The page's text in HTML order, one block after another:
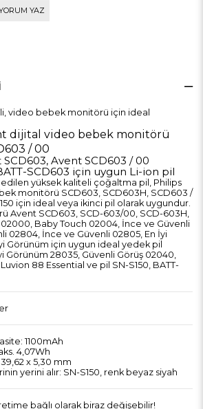
YAZ
video bebek monitörü için ideal
dijital video bebek monitörü
/ 00
Avent SCD603 / 00
SCD603 için uygun Li-ion pil
yüksek kaliteli çoğaltma pil, Philips
monitörü SCD603, SCD603H, SCD603 /
için ideal veya ikinci pil olarak uygundur.
Avent SCD603, SCD-603/00, SCD-603H,
Baby Touch 02004, İnce ve Güvenli
02804, İnce ve Güvenli 02805, En İyi
Görünüm için uygun ideal yedek pil
Görünüm 28035, Güvenli Görüş 02040,
88 Essential ve pil SN-S150, BATT-
1100mAh
4,07Wh
x 5,30 mm
yerini alır: SN-S150, renk beyaz siyah
bağlı olarak biraz değişebilir!